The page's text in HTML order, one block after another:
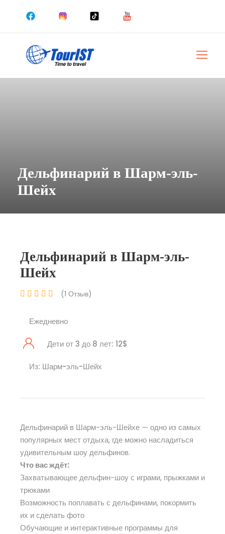
Дельфинарий в Шарм-эль-
Шейх
Дельфинарий в Шарм-эль-
Шейх
(1 Отзыв)
Ежедневно
Дети от 3 до 8 лет: 12$
Из: Шарм-эль-Шейх
Дельфинарий в Шарм-эль-Шейхе — одно из самых
популярных мест отдыха, где можно насладиться
удивительным шоу дельфинов.
Что вас ждёт:
Захватывающее дельфин-шоу с играми, прыжками и
трюками
Возможность поплавать с дельфинами, покормить
их и сделать фото
Обучающие и интерактивные программы для